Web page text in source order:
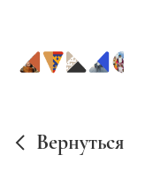
Вернуться